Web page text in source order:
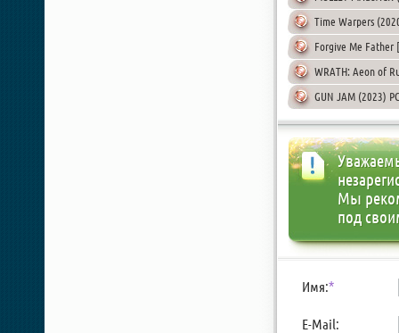
Time Warpers
Forgive Me Father
WRATH: Aeon of
GUN JAM (2023)
Мы
под
Имя:*
E-Mail: